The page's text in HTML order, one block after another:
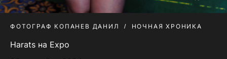
ФОТОГРАФ КОПАНЕВ ДАНИЛ НОЧНАЯ ХРОНИКА
Harats на Expo